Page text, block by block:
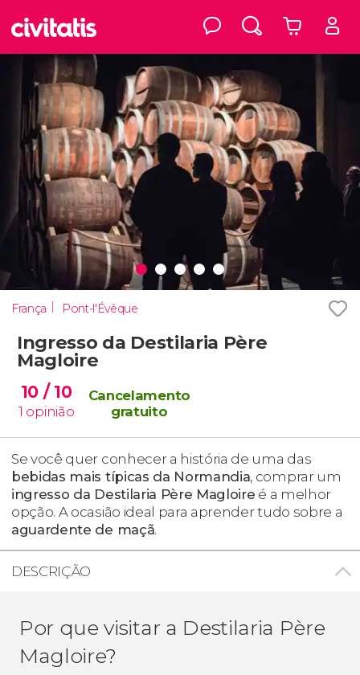
França Pont-l'Évêque
Ingresso da Destilaria Père
Magloire
10 / 10
1 opinião
Cancelamento
gratuito
Se você quer conhecer a história de uma das
bebidas mais típicas da Normandia, comprar um
ingresso da Destilaria Père Magloire é a melhor
opção. A ocasião ideal para aprender tudo sobre a
aguardente de maçã.
DESCRIÇÃO
Por que visitar a Destilaria Père
Magloire?